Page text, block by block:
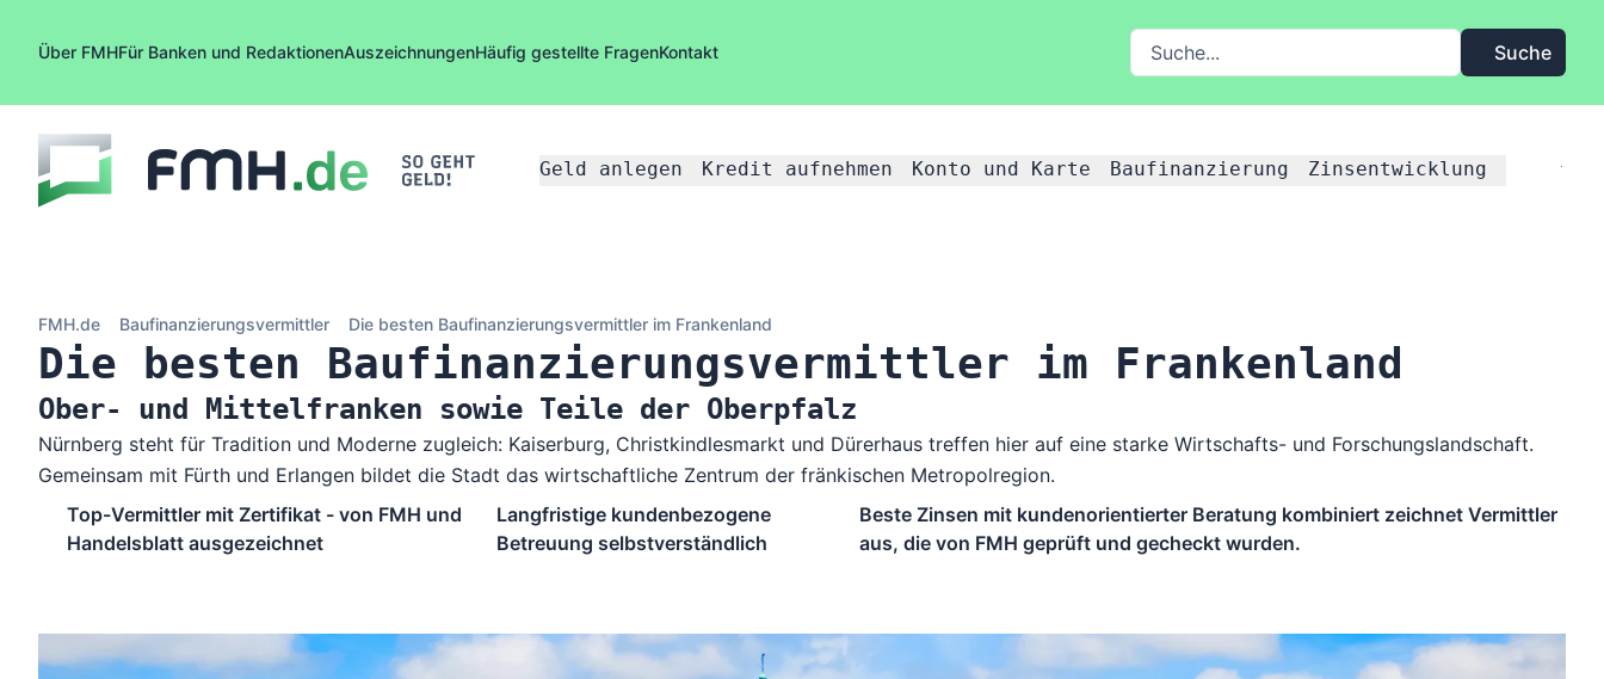
Über FMHFür Banken und RedaktionenAuszeichnungenHäufig gestellte FragenKontakt Suche auf FMH.de Suche
Geld anlegen Kredit aufnehmen Konto und Karte Baufinanzierung Zinsentwicklung
FMH.de Baufinanzierungsvermittler Die besten Baufinanzierungsvermittler im Frankenland
Die besten Baufinanzierungsvermittler im Frankenland
Ober- und Mittelfranken sowie Teile der Oberpfalz
Nürnberg steht für Tradition und Moderne zugleich: Kaiserburg, Christkindlesmarkt und Dürerhaus treffen hier auf eine starke Wirtschafts- und Forschungslandschaft.
Gemeinsam mit Fürth und Erlangen bildet die Stadt das wirtschaftliche Zentrum der fränkischen Metropolregion.
Top-Vermittler mit Zertifikat - von FMH und
Handelsblatt ausgezeichnet
Langfristige kundenbezogene
Betreuung selbstverständlich
Beste Zinsen mit kundenorientierter Beratung kombiniert zeichnet Vermittler
aus, die von FMH geprüft und gecheckt wurden.